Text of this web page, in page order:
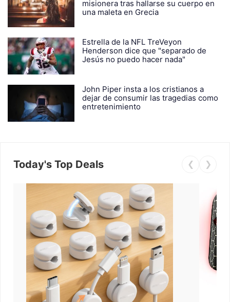
misionera tras hallarse su cuerpo en
una maleta en Grecia
Estrella de la NFL TreVeyon
Henderson dice que "separado de
Jesús no puedo hacer nada"
John Piper insta a los cristianos a
dejar de consumir las tragedias como
entretenimiento
Today's Top Deals ❮ ❯